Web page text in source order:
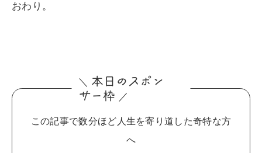
おわり。
＼ 本日の ス ポン
サー枠 ／
この記事で数分ほど人生を寄り道した奇特な方
へ